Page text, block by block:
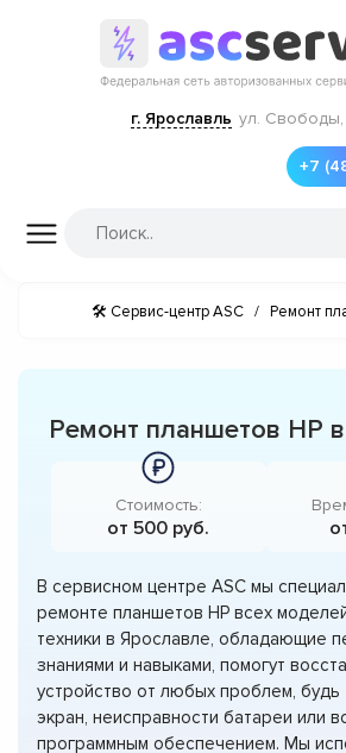
г. Ярославль ул. Свободы,
+7
🛠 Сервис-центр ASC / Ремонт
Ремонт планшетов HP
Стоимость:
от 500 руб.
В сервисном центре ASC мы
ремонте планшетов HP всех
техники в Ярославле, обладающие
знаниями и навыками, помогут
устройство от любых проблем, будь
экран, неисправности батареи или
программным обеспечением. Мы